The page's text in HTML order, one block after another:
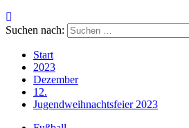
Suchen nach:
Start
2023
Dezember
12.
Jugendweihnachtsfeier 2023